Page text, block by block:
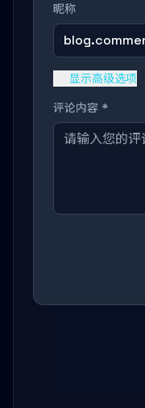
昵称
显示高级选项
评论内容 *